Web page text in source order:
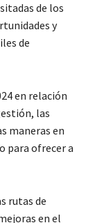
de los
y
de
en relación
las
maneras en
para ofrecer a
rutas de
en el